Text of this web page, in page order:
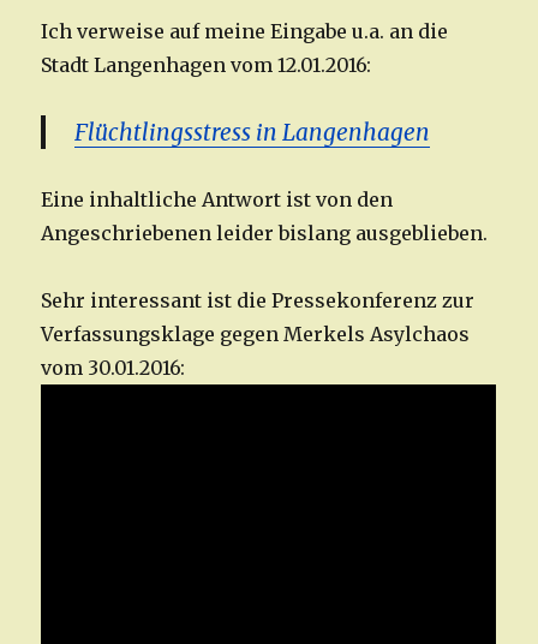
Ich verweise auf meine Eingabe u.a. an die
Stadt Langenhagen vom 12.01.2016:
Flüchtlingsstress in Langenhagen
Eine inhaltliche Antwort ist von den
Angeschriebenen leider bislang ausgeblieben.
Sehr interessant ist die Pressekonferenz zur
Verfassungsklage gegen Merkels Asylchaos
vom 30.01.2016: